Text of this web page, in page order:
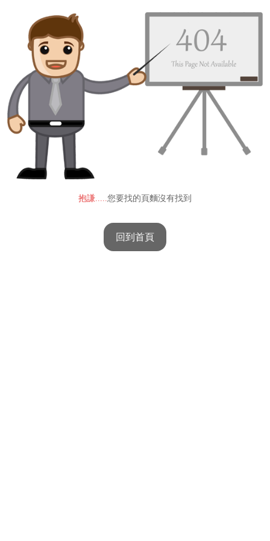
抱謙.....您要找的頁麵沒有找到
回到首頁